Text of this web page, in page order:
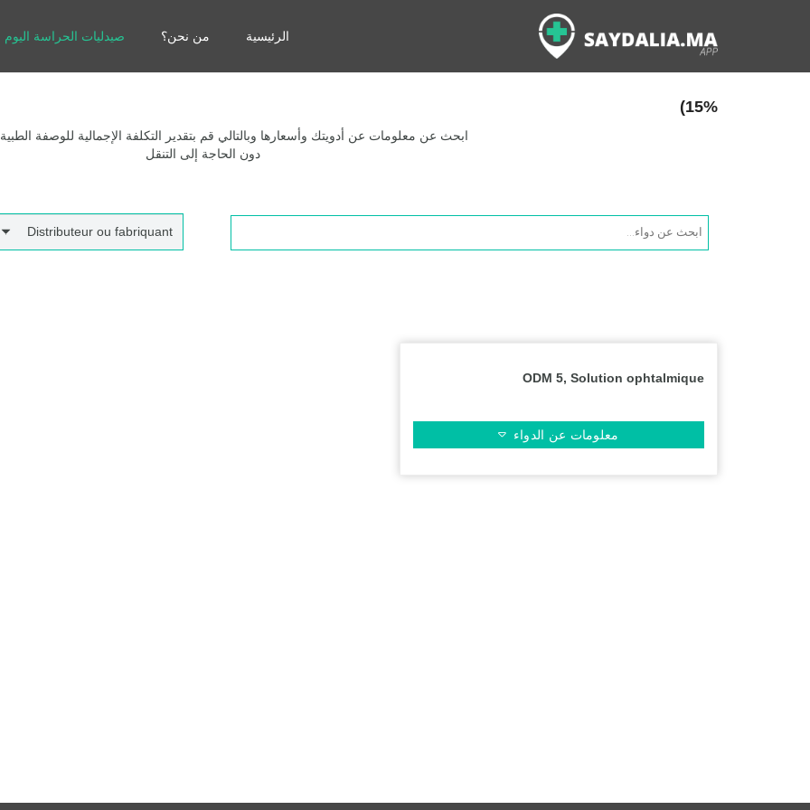
الرئيسية من نحن؟ صيدليات الحراسة اليوم
15%)
ابحث عن معلومات عن أدويتك وأسعارها وبالتالي قم بتقدير التكلفة الإجمالية للوصفة
دون الحاجة إلى التنقل
Products
search
Distributeur ou fabriquant
ODM 5, Solution ophtalmique
معلومات عن الدواء